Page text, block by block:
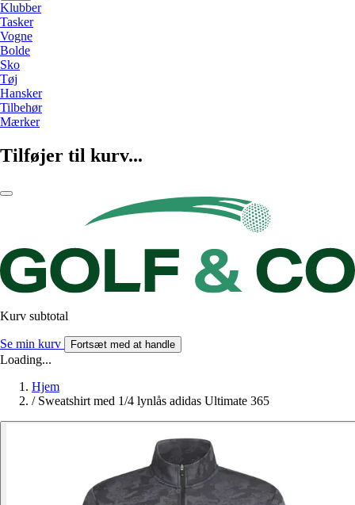
Klubber
Tasker
Vogne
Bolde
Sko
Tøj
Hansker
Tilbehør
Mærker
Tilføjer til kurv...
Kurv subtotal
Se min kurv Fortsæt med at handle
Loading...
Hjem
/ Sweatshirt med 1/4 lynlås adidas Ultimate 365